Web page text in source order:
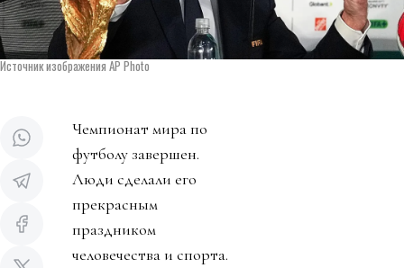
Источник изображения AP Photo
Чемпионат мира по
футболу завершен.
Люди сделали его
прекрасным
праздником
человечества и спорта.